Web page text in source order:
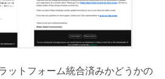
ットフォーム統合済みかどうかの